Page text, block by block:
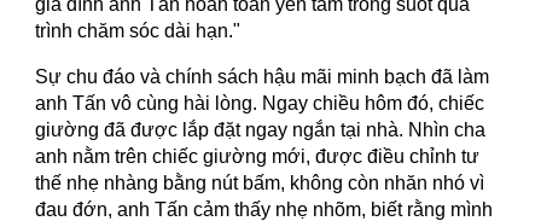
gia đình anh Tấn hoàn toàn yên tâm trong suốt quá
trình chăm sóc dài hạn."
Sự chu đáo và chính sách hậu mãi minh bạch đã làm
anh Tấn vô cùng hài lòng. Ngay chiều hôm đó, chiếc
giường đã được lắp đặt ngay ngắn tại nhà. Nhìn cha
anh nằm trên chiếc giường mới, được điều chỉnh tư
thế nhẹ nhàng bằng nút bấm, không còn nhăn nhó vì
đau đớn, anh Tấn cảm thấy nhẹ nhõm, biết rằng mình